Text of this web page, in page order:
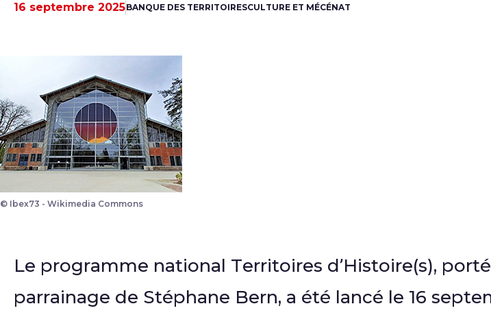
Date de publication
16 septembre 2025BANQUE DES TERRITOIRESCULTURE ET MÉCÉNAT
Le Hangar Y à Meudon
© Ibex73 - Wikimedia Commons
Le programme national Territoires d’Histoire(s),
parrainage de Stéphane Bern, a été lancé le 16